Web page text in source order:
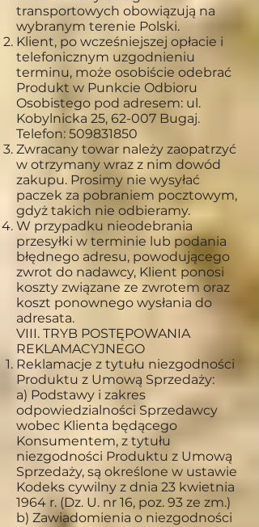
transportowych obowiązują na
wybranym terenie Polski.
Klient, po wcześniejszej opłacie i
telefonicznym uzgodnieniu
terminu, może osobiście odebrać
Produkt w Punkcie Odbioru
Osobistego pod adresem: ul.
Kobylnicka 25, 62-007 Bugaj.
Telefon: 509831850
Zwracany towar należy zaopatrzyć
w otrzymany wraz z nim dowód
zakupu. Prosimy nie wysyłać
paczek za pobraniem pocztowym,
gdyż takich nie odbieramy.
W przypadku nieodebrania
przesyłki w terminie lub podania
błędnego adresu, powodującego
zwrot do nadawcy, Klient ponosi
koszty związane ze zwrotem oraz
koszt ponownego wysłania do
adresata.
VIII. TRYB POSTĘPOWANIA
REKLAMACYJNEGO
Reklamacje z tytułu niezgodności
Produktu z Umową Sprzedaży:
a) Podstawy i zakres
odpowiedzialności Sprzedawcy
wobec Klienta będącego
Konsumentem, z tytułu
niezgodności Produktu z Umową
Sprzedaży, są określone w ustawie
Kodeks cywilny z dnia 23 kwietnia
1964 r. (Dz. U. nr 16, poz. 93 ze zm.)
b) Zawiadomienia o niezgodności